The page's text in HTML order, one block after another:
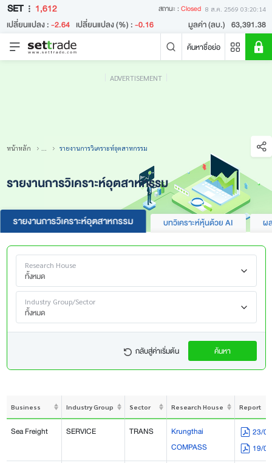
SET 1,612 สถานะ : Closed 8 ส.ค. 2569 03:20:14
เปลี่ยนแปลง :-2.64 เปลี่ยนแปลง (%) :-0.16 มูลค่า (ลบ.) 63,391.38
ค้นหาชื่อย่อ
ไม่พบข่าวล่าสุด
ADVERTISEMENT
หน้าหลัก รายงานการวิเคราะห์อุตสาหกรรม
รายงานการวิเคราะห์อุตสาหกรรม
รายงานการวิเคราะห์อุตสาหกรรม บทวิเคราะห์หุ้นด้วย AI ผ
Research House
ทั้งหมด
Industry Group/Sector
ทั้งหมด
กลับสู่ค่าเริ่มต้น ค้นหา
Business Industry Group Sector Research House Report
Sea Freight SERVICE TRANS
Krungthai
COMPASS
23/
19/